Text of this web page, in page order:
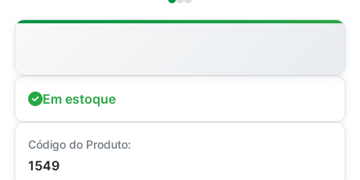
Em estoque
Código do Produto:
1549